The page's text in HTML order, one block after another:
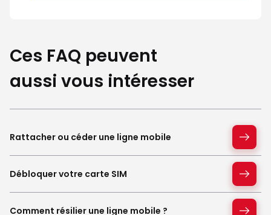
Ces FAQ peuvent
aussi vous intéresser
Rattacher ou céder une ligne mobile
Débloquer votre carte SIM
Comment résilier une ligne mobile ?